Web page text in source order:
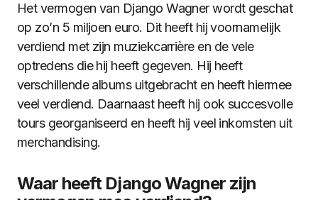
Het vermogen van Django Wagner wordt geschat
op zo’n 5 miljoen euro. Dit heeft hij voornamelijk
verdiend met zijn muziekcarrière en de vele
optredens die hij heeft gegeven. Hij heeft
verschillende albums uitgebracht en heeft hiermee
veel verdiend. Daarnaast heeft hij ook succesvolle
tours georganiseerd en heeft hij veel inkomsten uit
merchandising.
Waar heeft Django Wagner zijn